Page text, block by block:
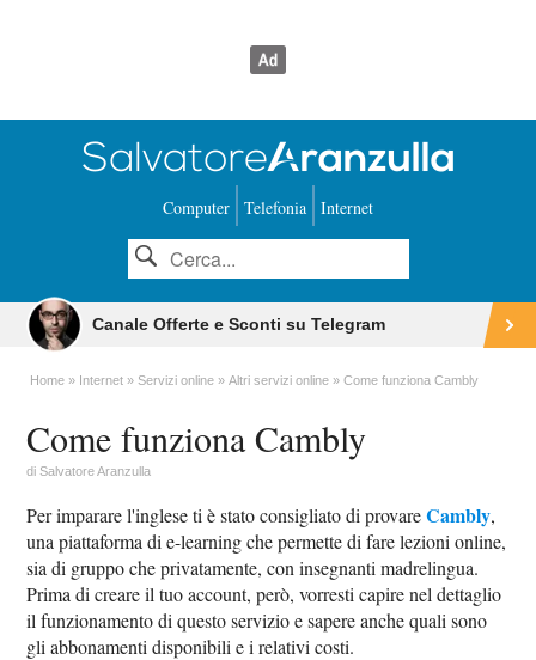
Computer Telefonia Internet
Canale Offerte e Sconti su Telegram
Home Internet Servizi online Altri servizi online Come funziona Cambly
Come funziona Cambly
diSalvatore Aranzulla
Per imparare l'inglese ti è stato consigliato di provareCambly,
una piattaforma di e-learning che permette di fare lezioni online,
sia di gruppo che privatamente, con insegnanti madrelingua.
Prima di creare il tuo account, però, vorresti capire nel dettaglio
il funzionamento di questo servizio e sapere anche quali sono
gli abbonamenti disponibili e i relativi costi.